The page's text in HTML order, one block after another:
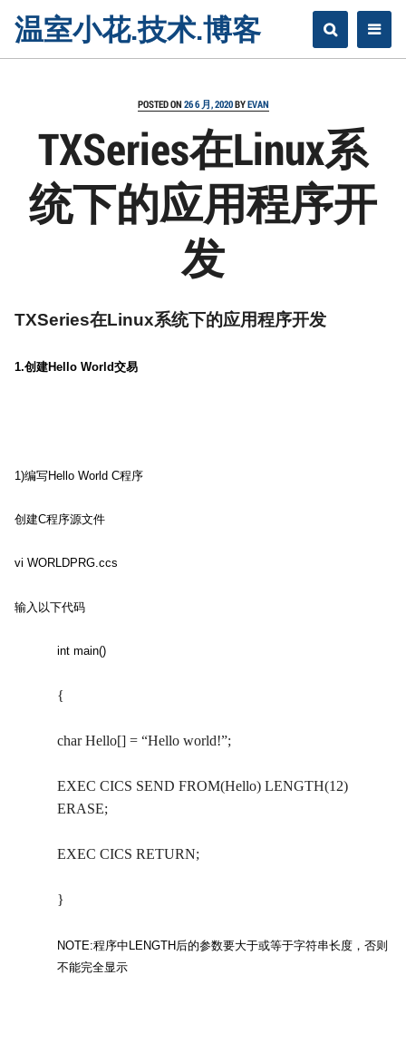
温室小花.技术.博客
POSTED ON 26 6 月, 2020BYEVAN
TXSeries在Linux系
统下的应用程序开
发
TXSeries在Linux系统下的应用程序开发
1.创建Hello World交易
1)编写Hello World C程序
创建C程序源文件
vi WORLDPRG.ccs
输入以下代码
int main()
{
char Hello[] = “Hello world!”;
EXEC CICS SEND FROM(Hello) LENGTH(12)
ERASE;
EXEC CICS RETURN;
}
NOTE:程序中 LENGTH后的参数要大于或等于字符串长度，否则
不能完全显示